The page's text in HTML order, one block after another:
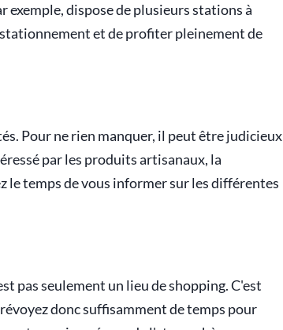
exemple, dispose de plusieurs stations à
et de profiter pleinement de
Pour ne rien manquer, il peut être judicieux
par les produits artisanaux, la
le temps de vous informer sur les différentes
pas seulement un lieu de shopping. C'est
donc suffisamment de temps pour